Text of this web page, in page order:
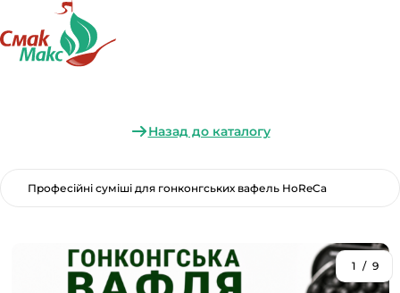
Назад до каталогу
Професійні суміші для гонконгських вафель HoReCa
1 / 9